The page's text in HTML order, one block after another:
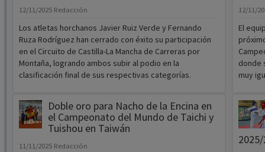
12/11/2025 Redacción
Los atletas horchanos Javier Ruiz Verde y Fernando
Ruza Rodríguez han cerrado con éxito su participación
en el Circuito de Castilla-La Mancha de Carreras por
Montaña, logrando ambos subir al podio en la
clasificación final de sus respectivas categorías.
Doble oro para Nacho de la Encina en
el Campeonato del Mundo de Taichi y
Tuishou en Taiwán
11/11/2025 Redacción
12/11/
El
donde
muy